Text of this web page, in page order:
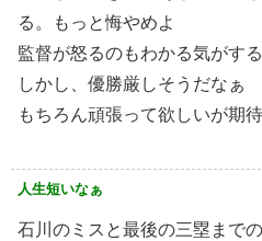
る。もっと悔やめよ
監督が怒るのもわかる気がする
しかし、優勝厳しそうだなぁ
もちろん頑張って欲しいが期待
人生短いなぁ
石川のミスと最後の三塁まで